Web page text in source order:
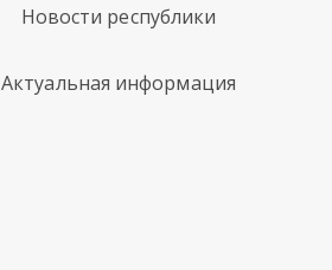
Новости республики
Актуальная информация